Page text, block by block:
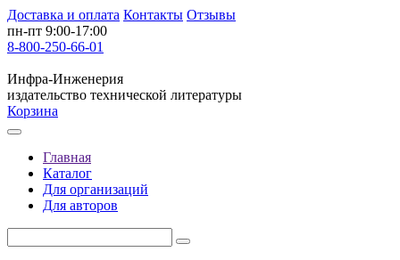
Доставка и оплата Контакты Отзывы
пн-пт 9:00-17:00
8-800-250-66-01
Инфра-Инженерия
издательство технической литературы
Корзина
Главная
Каталог
Для организаций
Для авторов